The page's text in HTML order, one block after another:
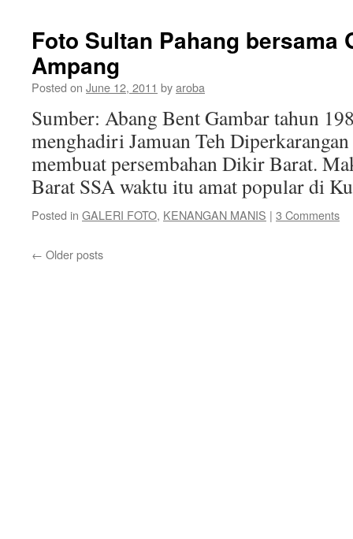
Foto Sultan Pahang bersama
Ampang
Posted on June 12, 2011 byaroba
Sumber: Abang Bent Gambar tahun
menghadiri Jamuan Teh
membuat persembahan Dikir Barat.
Barat SSA waktu itu amat popular di
Posted in GALERI FOTO, KENANGAN MANIS | 3 Comments
← Older posts